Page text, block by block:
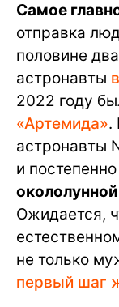
Самое
отправка
половине
астронавты
2022 году
«Артемида».
астронавты
и
Ожидается,
не только
первый шаг